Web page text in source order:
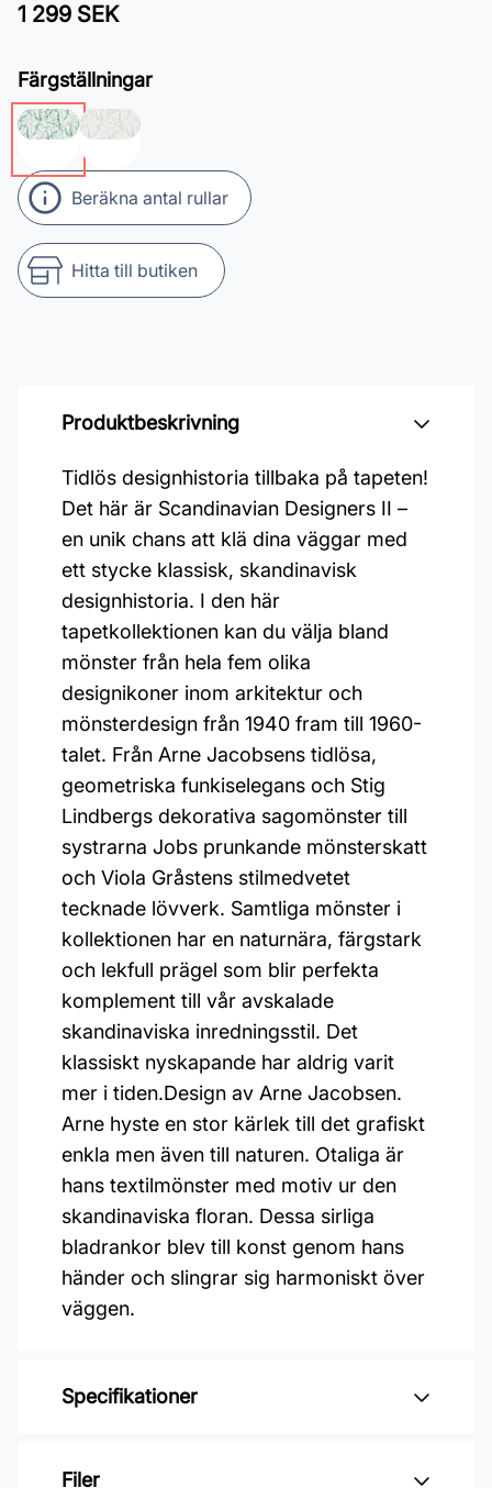
1 299 SEK
Färgställningar
Beräkna antal rullar
Hitta till butiken
Produktbeskrivning
Tidlös designhistoria tillbaka på tapeten!
Det här är Scandinavian Designers II –
en unik chans att klä dina väggar med
ett stycke klassisk, skandinavisk
designhistoria. I den här
tapetkollektionen kan du välja bland
mönster från hela fem olika
designikoner inom arkitektur och
mönsterdesign från 1940 fram till 1960-
talet. Från Arne Jacobsens tidlösa,
geometriska funkiselegans och Stig
Lindbergs dekorativa sagomönster till
systrarna Jobs prunkande mönsterskatt
och Viola Gråstens stilmedvetet
tecknade lövverk. Samtliga mönster i
kollektionen har en naturnära, färgstark
och lekfull prägel som blir perfekta
komplement till vår avskalade
skandinaviska inredningsstil. Det
klassiskt nyskapande har aldrig varit
mer i tiden.Design av Arne Jacobsen.
Arne hyste en stor kärlek till det grafiskt
enkla men även till naturen. Otaliga är
hans textilmönster med motiv ur den
skandinaviska floran. Dessa sirliga
bladrankor blev till konst genom hans
händer och slingrar sig harmoniskt över
väggen.
Specifikationer
Varumärke: Boråstapeter
Filer